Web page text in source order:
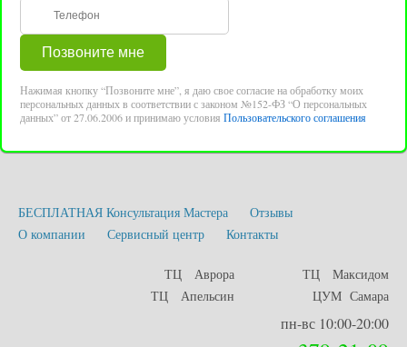
Нажимая кнопку “Позвоните мне”, я даю свое согласие на обработку моих
персональных данных в соответствии с законом №152-ФЗ “О персональных
данных” от 27.06.2006 и принимаю условия Пользовательского соглашения
БЕСПЛАТНАЯ Консультация Мастера
Отзывы
О компании
Сервисный центр Контакты
ТЦ Аврора
ТЦ Максидом
ТЦ Апельсин
ЦУМ Самара
пн-вс 10:00-20:00